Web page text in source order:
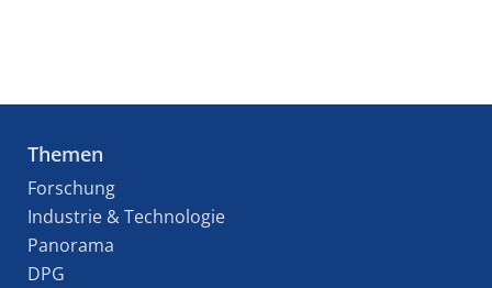
Themen
Forschung
Industrie & Technologie
Panorama
DPG